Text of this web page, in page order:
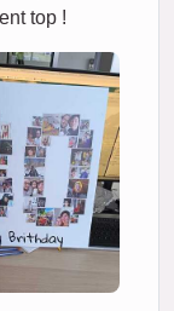
top !